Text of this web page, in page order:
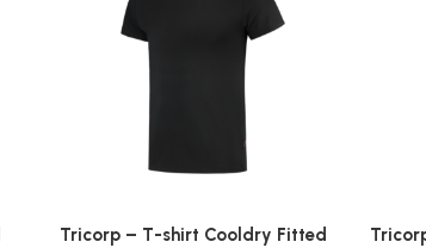
Tricorp – T-shirt Cooldry Fitted